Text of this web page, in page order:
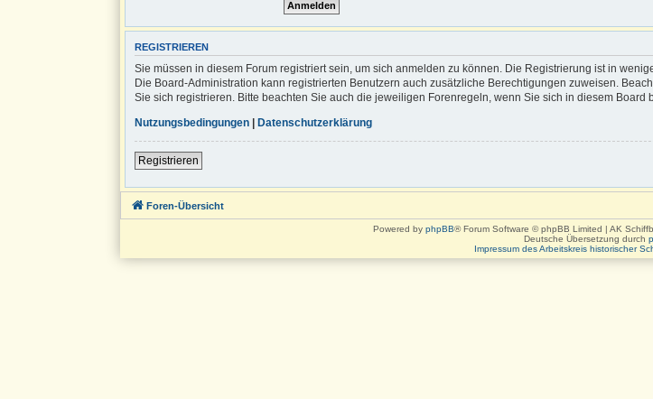
REGISTRIEREN
Sie müssen in diesem Forum registriert sein, um sich anmelden zu können. Die Registrierung ist in
Die Board-Administration kann registrierten Benutzern auch zusätzliche Berechtigungen zuweisen.
Sie sich registrieren. Bitte beachten Sie auch die jeweiligen Forenregeln, wenn Sie sich in diesem Board
Nutzungsbedingungen | Datenschutzerklärung
Registrieren
Foren-Übersicht
Powered by phpBB® Forum Software © phpBB Limited | AK
Deutsche Übersetzung durch
Impressum des Arbeitskreis historischer